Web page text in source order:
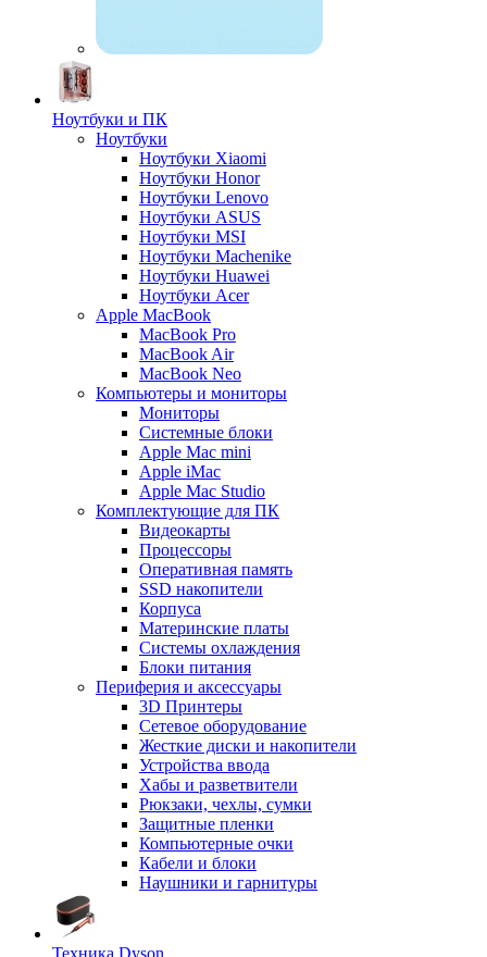
Ноутбуки и ПК
Ноутбуки
Ноутбуки Xiaomi
Ноутбуки Honor
Ноутбуки Lenovo
Ноутбуки ASUS
Ноутбуки MSI
Ноутбуки Machenike
Ноутбуки Huawei
Ноутбуки Acer
Apple MacBook
MacBook Pro
MacBook Air
MacBook Neo
Компьютеры и мониторы
Мониторы
Системные блоки
Apple Mac mini
Apple iMac
Apple Mac Studio
Комплектующие для ПК
Видеокарты
Процессоры
Оперативная память
SSD накопители
Корпуса
Материнские платы
Системы охлаждения
Блоки питания
Периферия и аксессуары
3D Принтеры
Сетевое оборудование
Жесткие диски и накопители
Устройства ввода
Хабы и разветвители
Рюкзаки, чехлы, сумки
Защитные пленки
Компьютерные очки
Кабели и блоки
Наушники и гарнитуры
Техника Dyson